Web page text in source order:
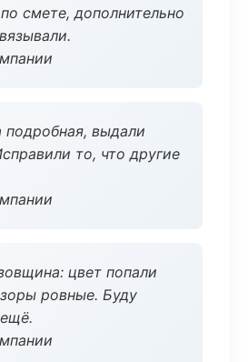
смете, дополнительно
подробная, выдали
то, что другие
цвет попали
ровные. Буду